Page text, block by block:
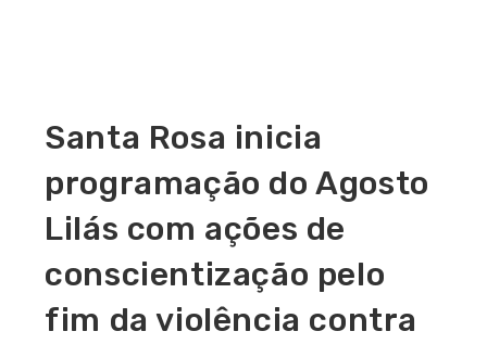
Santa Rosa inicia
programação do Agosto
Lilás com ações de
conscientização pelo
fim da violência contra